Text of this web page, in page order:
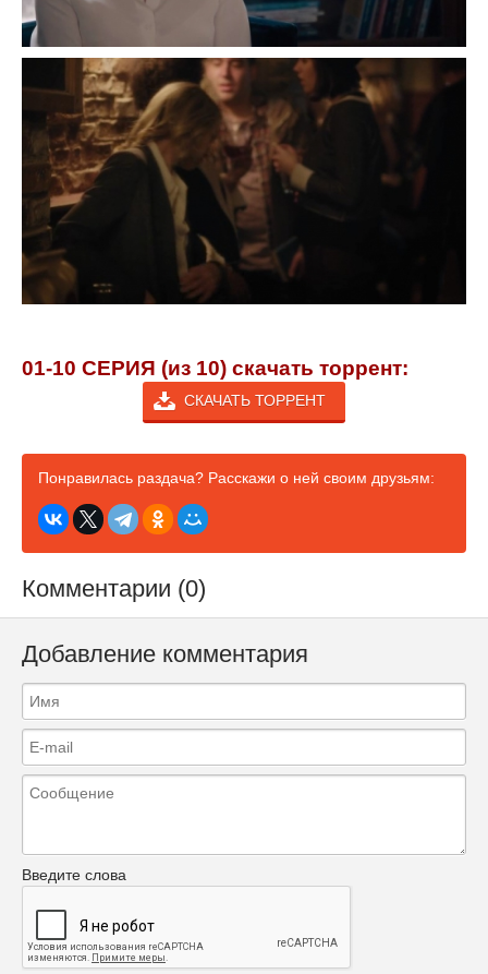
01-10 СЕРИЯ (из 10) скачать торрент:
СКАЧАТЬ ТОРРЕНТ
Понравилась раздача? Расскажи о ней своим друзьям:
Комментарии (0)
Добавление комментария
Введите слова